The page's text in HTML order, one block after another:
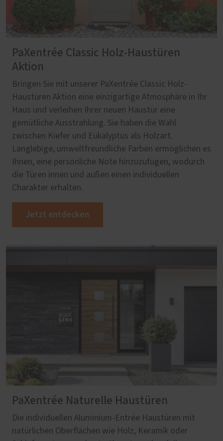
PaXentrée Classic Holz-Haustüren
Aktion
Bringen Sie mit unserer PaXentrée Classic Holz-
Haustüren Aktion eine einzigartige Atmosphäre in Ihr
Haus und verleihen Ihrer neuen Haustür eine
gemütliche Ausstrahlung. Sie haben die Wahl
zwischen Kiefer und Eukalyptus als Holzart.
Langlebige, umweltfreundliche Farben ermöglichen es
Ihnen, eine persönliche Note hinzuzufügen, wodurch
die Türen innen und außen einen individuellen
Charakter erhalten.
Jetzt entdecken
PaXentrée Naturelle Haustüren
Die individuellen Aluminium-Entrée Haustüren mit
natürlichen Oberflächen wie Holz, Keramik oder